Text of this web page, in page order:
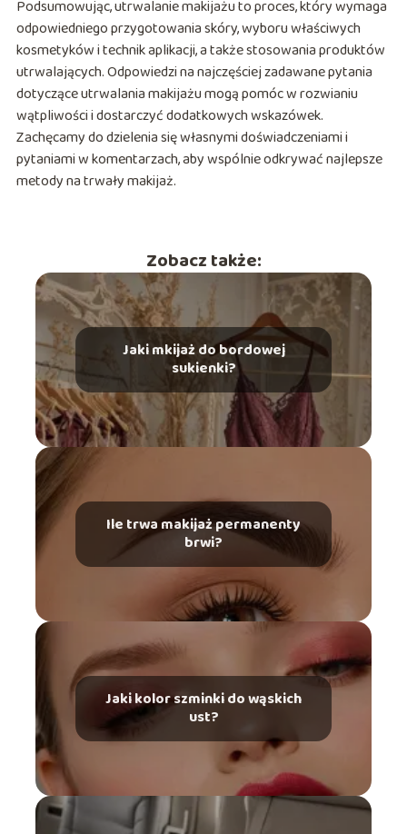
Podsumowując, utrwalanie makijażu to proces, który wymaga
odpowiedniego przygotowania skóry, wyboru właściwych
kosmetyków i technik aplikacji, a także stosowania produktów
utrwalających. Odpowiedzi na najczęściej zadawane pytania
dotyczące utrwalania makijażu mogą pomóc w rozwianiu
wątpliwości i dostarczyć dodatkowych wskazówek.
Zachęcamy do dzielenia się własnymi doświadczeniami i
pytaniami w komentarzach, aby wspólnie odkrywać najlepsze
metody na trwały makijaż.
Zobacz także:
Jaki mkijaż do bordowej
sukienki?
Ile trwa makijaż permanenty
brwi?
Jaki kolor szminki do wąskich
ust?